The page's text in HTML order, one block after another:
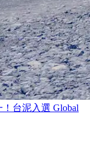
台泥入選 Global